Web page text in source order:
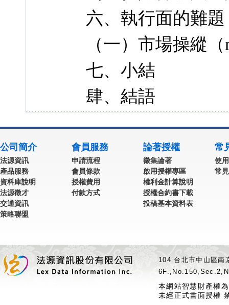
六、執行面的難題
（一）市場操縱
七、小結
肆、結語
公司簡介
法源資訊
產品服務
資料庫說明
法源徵才
交通資訊
策略聯盟
會員服務
申請流程
會員條款
授權費用
付款方式
論著授權
徵集論著
啟用授權專區
權利金計算說明
授權合約書下載
投稿基本資料表
常
使
常
104 台北市中山區
本網站智慧財產權
未經正式書面授權